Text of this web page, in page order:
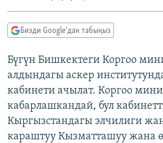
ЭКСПЕРТТЕР ТАЛДАЙТ
БИЗ ЖАНА ДҮЙНӨ
ДАНИСТЕ
ЭЖЕ-СИҢДИЛЕР
АЗАТТЫК+
ӨЗГӨЧӨ ПИКИР
Русский
ОНЛАЙН ШЕРИНЕ
Бизди Google'дан табыңыз
Бүгүн Бишкектеги Коргоо
алдындагы аскер
кабинети ачылат. Коргоо
кабарлашкандай, бул
Кыргызстандагы элчилиги
караштуу Кызматташуу жана